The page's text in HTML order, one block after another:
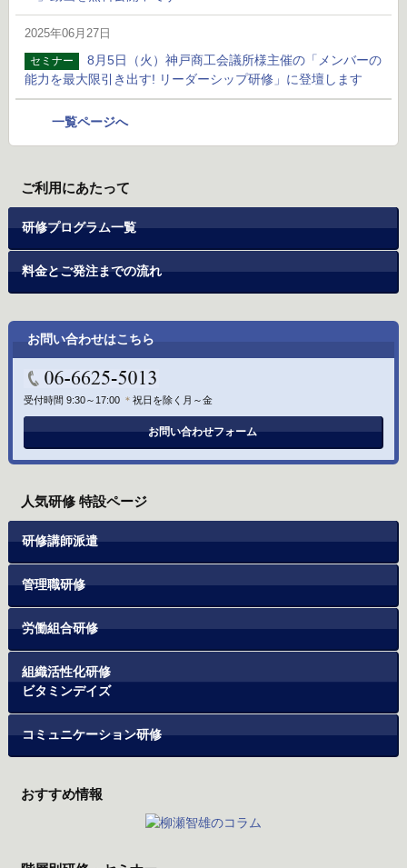
2025年06月27日
セミナー
8月5日（火）神戸商工会議所様主催の「メンバーの
能力を最大限引き出す! リーダーシップ研修」に登壇します
一覧ページへ
ご利用にあたって
研修プログラム一覧
料金とご発注までの流れ
お問い合わせはこちら
受付時間 9:30～17:00 ＊ 祝日を除く月～金
お問い合わせフォーム
人気研修 特設ページ
研修講師派遣
管理職研修
労働組合研修
組織活性化研修
ビタミンデイズ
コミュニケーション研修
おすすめ情報